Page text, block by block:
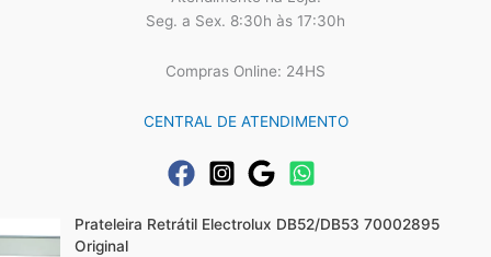
Seg. a Sex. 8:30h às 17:30h
Compras Online: 24HS
CENTRAL DE ATENDIMENTO
Prateleira Retrátil Electrolux DB52/DB53 70002895
Original